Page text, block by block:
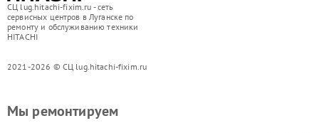
СЦ lug.hitachi-fixim.ru - сеть
сервисных центров в Луганске по
ремонту и обслуживанию техники
HITACHI
2021-2026 © СЦ lug.hitachi-fixim.ru
Мы ремонтируем